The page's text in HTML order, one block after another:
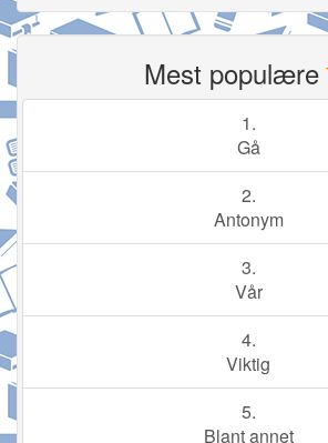
Mest populære
1.
Gå
2.
Antonym
3.
Vår
4.
Viktig
5.
Blant annet